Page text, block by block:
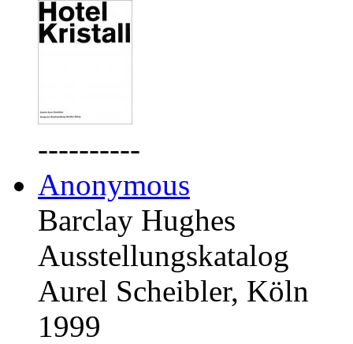
----------
Anonymous
Barclay Hughes
Ausstellungskatalog
Aurel Scheibler, Köln
1999